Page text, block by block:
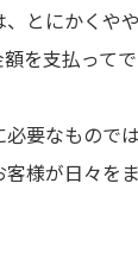
とにかくや
を支払って
要なもので
様が日々を